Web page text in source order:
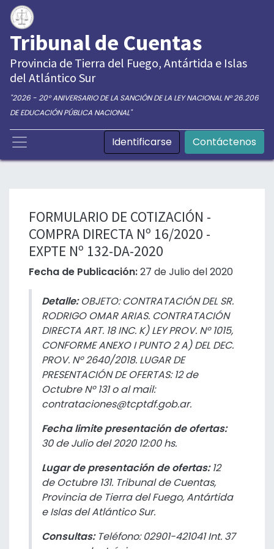
Tribunal de Cuentas
Provincia de Tierra del Fuego, Antártida e Islas
del Atlántico Sur
"2026 - 20° ANIVERSARIO DE LA SANCIÓN DE LA LEY NACIONAL N° 26.206
DE EDUCACIÓN PÚBLICA NACIONAL"
Identificarse Contáctenos
FORMULARIO DE COTIZACIÓN -
COMPRA DIRECTA Nº 16/2020 -
EXPTE Nº 132-DA-2020
Fecha de Publicación:27 de Julio del 2020
Detalle:OBJETO: CONTRATACIÓN DEL SR.
RODRIGO OMAR ARIAS. CONTRATACIÓN
DIRECTA ART. 18 INC. K) LEY PROV. Nº 1015,
CONFORME ANEXO I PUNTO 2 A) DEL DEC.
PROV. Nº 2640/2018. LUGAR DE
PRESENTACIÓN DE OFERTAS: 12 de
Octubre Nº 131 o al mail:
contrataciones@tcptdf.gob.ar.
Fecha limite presentación de ofertas:
30 de Julio del 2020 12:00 hs.
Lugar de presentación de ofertas:12
de Octubre 131. Tribunal de Cuentas,
Provincia de Tierra del Fuego, Antártida
e Islas del Atlántico Sur.
Consultas: Teléfono: 02901-421041 Int. 37